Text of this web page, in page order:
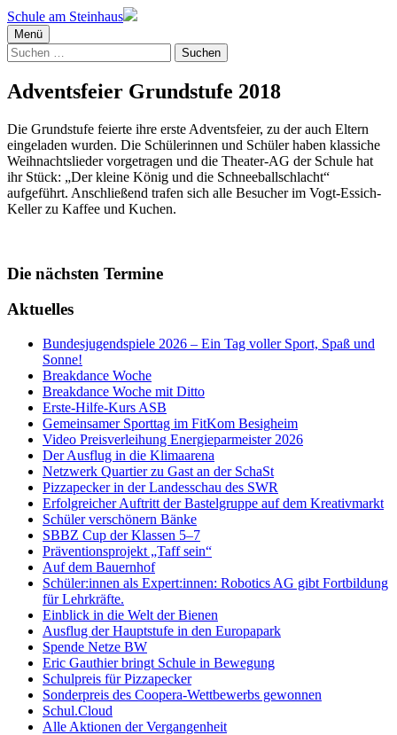
Schule am Steinhaus
Menü
Suchen
nach:
Adventsfeier Grundstufe 2018
Die Grundstufe feierte ihre erste Adventsfeier, zu der auch Eltern
eingeladen wurden. Die Schülerinnen und Schüler haben klassiche
Weihnachtslieder vorgetragen und die Theater-AG der Schule hat
ihr Stück: „Der kleine König und die Schneeballschlacht“
aufgeführt. Anschließend trafen sich alle Besucher im Vogt-Essich-
Keller zu Kaffee und Kuchen.
Die nächsten Termine
Aktuelles
Bundesjugendspiele 2026 – Ein Tag voller Sport, Spaß und
Sonne!
Breakdance Woche
Breakdance Woche mit Ditto
Erste-Hilfe-Kurs ASB
Gemeinsamer Sporttag im FitKom Besigheim
Video Preisverleihung Energieparmeister 2026
Der Ausflug in die Klimaarena
Netzwerk Quartier zu Gast an der SchaSt
Pizzapecker in der Landesschau des SWR
Erfolgreicher Auftritt der Bastelgruppe auf dem Kreativmarkt
Schüler verschönern Bänke
SBBZ Cup der Klassen 5–7
Präventionsprojekt „Taff sein“
Auf dem Bauernhof
Schüler:innen als Expert:innen: Robotics AG gibt Fortbildung
für Lehrkräfte.
Einblick in die Welt der Bienen
Ausflug der Hauptstufe in den Europapark
Spende Netze BW
Eric Gauthier bringt Schule in Bewegung
Schulpreis für Pizzapecker
Sonderpreis des Coopera-Wettbewerbs gewonnen
Schul.Cloud
Alle Aktionen der Vergangenheit